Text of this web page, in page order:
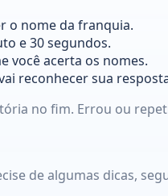
o nome da franquia.
e 30 segundos.
você acerta os nomes.
reconhecer sua
no fim. Errou ou
de algumas dicas,